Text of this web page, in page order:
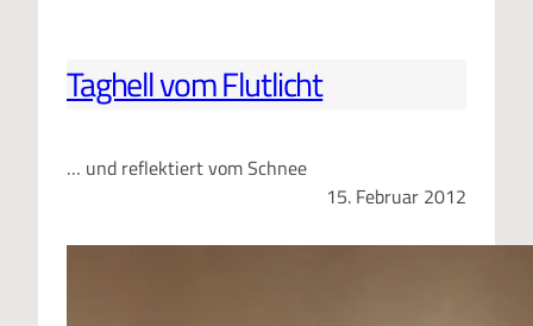
Taghell vom Flutlicht
… und reflektiert vom Schnee
15. Februar 2012